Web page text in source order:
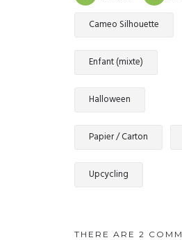
Cameo Silhouette
Enfant (mixte)
Halloween
Papier / Carton
Upcycling
THERE ARE 2